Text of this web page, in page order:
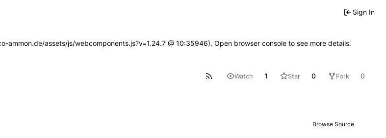
Sign In
assets/js/webcomponents.js?v=1.24.7 @ 10:35946). Open browser console to see more details.
Watch 1 Star 0 Fork 0
Browse Source